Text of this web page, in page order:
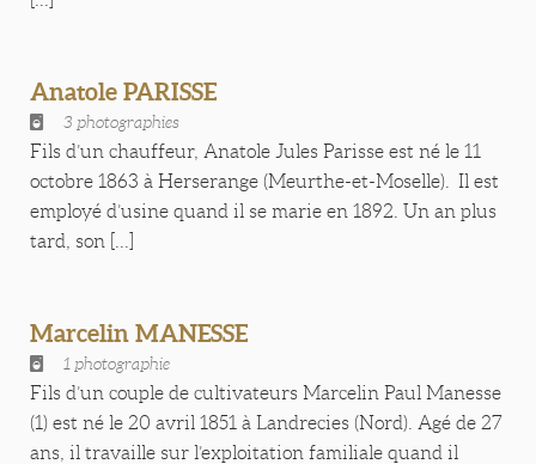
Anatole PARISSE
3 photographies
Fils d’un chauffeur, Anatole Jules Parisse est né le 11
octobre 1863 à Herserange (Meurthe-et-Moselle). Il est
employé d’usine quand il se marie en 1892. Un an plus
tard, son [...]
Marcelin MANESSE
1 photographie
Fils d’un couple de cultivateurs Marcelin Paul Manesse
(1) est né le 20 avril 1851 à Landrecies (Nord). Agé de 27
ans, il travaille sur l’exploitation familiale quand il